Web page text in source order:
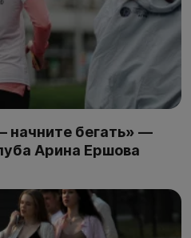
начните бегать» —
Арина Ершова